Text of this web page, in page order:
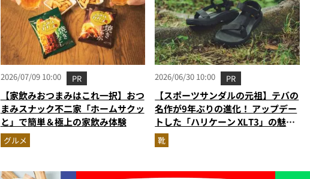
2026/07/09 10:00 PR
【家飲みおつまみはこれ一択】おつ
まみスナック不二家「ホームサクッ
と」で簡単＆極上の家飲み体験
グルメ
2026/06/30 10:00 PR
【スポーツサンダルの元祖】テバの
名作が9年ぶりの進化！ アップデー
トした「ハリケーン XLT3」の魅力
を識者があらゆる角度から徹底解
説！
靴